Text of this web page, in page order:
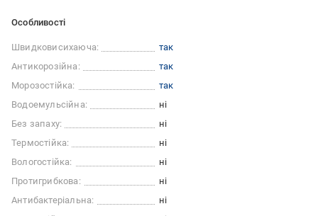
Особливості
Швидковисихаюча:
так
Антикорозійна:
так
Морозостійка:
так
Водоемульсійна:
ні
Без запаху:
ні
Термостійка:
ні
Вологостійка:
ні
Протигрибкова:
ні
Антибактеріальна:
ні